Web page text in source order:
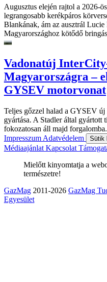
Augusztus elején rajtol a 2026-
legrangosabb kerékpáros
Blankának, ám az ausztrál
Magyarországhoz kötődő
Vadonatúj
Magyarországra –
GYSEV motorvonat
Teljes gőzzel halad a GYSEV
gyártása. A Stadler által gyártott
fokozatosan áll majd forgalomba.
Impresszum Adatvédelem Sütik
Médiaajánlat Kapcsolat
Mielőtt kinyomtatja a
természetre!
GazMag 2011-2026 GazMag
Egyesület